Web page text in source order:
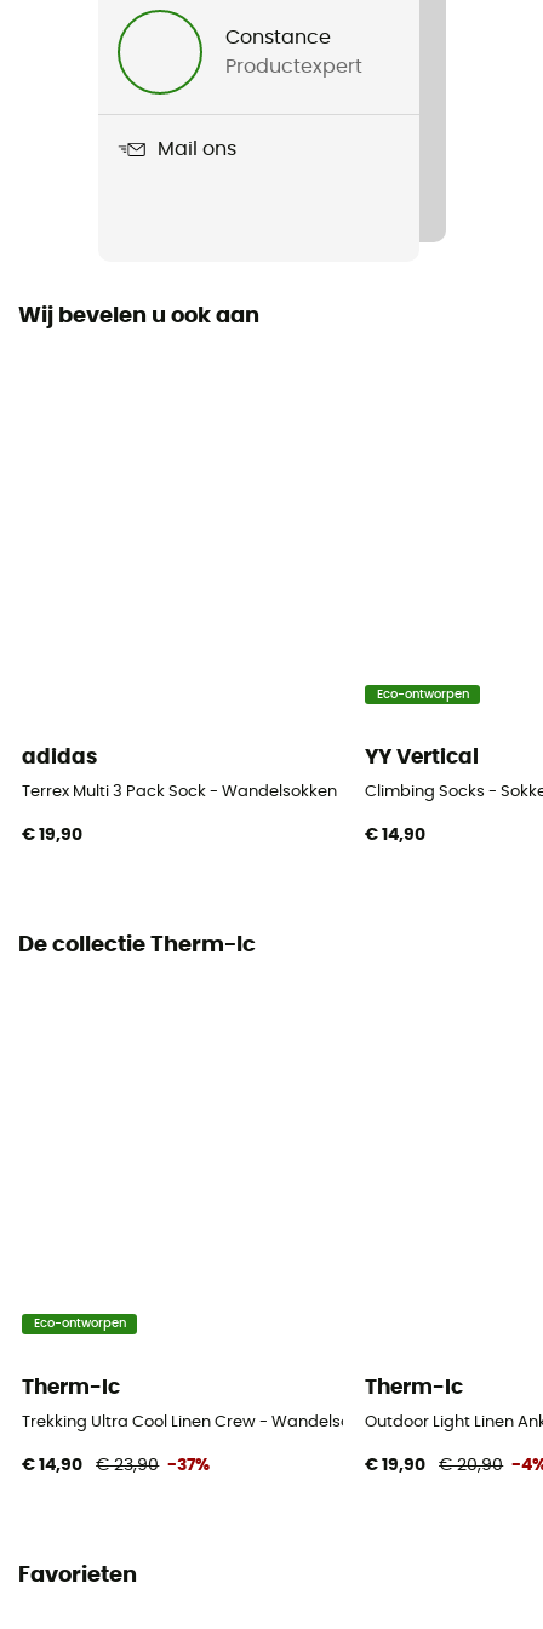
Heren / Dames
Outdoor Comfort Ankle
Constance
Productexpert
Mail ons
Wij bevelen u ook aan
adidas
Terrex Multi 3 Pack Sock - Wandelsokken
€ 19,90
Eco-ontworpen
YY Vertical
Climbing Socks -
€ 14,90
De collectie Therm-Ic
Eco-ontworpen
Therm-Ic
Trekking Ultra Cool Linen Crew - Wandelsokken - Heren
€ 14,90 € 23,90 -37%
Therm-Ic
Outdoor Light Linen
€ 19,90 € 20,90 -
Favorieten